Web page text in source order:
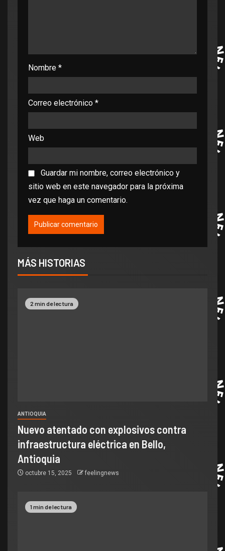
Nombre *
Correo electrónico *
Web
Guardar mi nombre, correo electrónico y
sitio web en este navegador para la próxima
vez que haga un comentario.
MÁS HISTORIAS
2 min de lectura
ANTIOQUIA
Nuevo atentado con explosivos contra
infraestructura eléctrica en Bello,
Antioquia
octubre 15, 2025 feelingnews
1 min de lectura